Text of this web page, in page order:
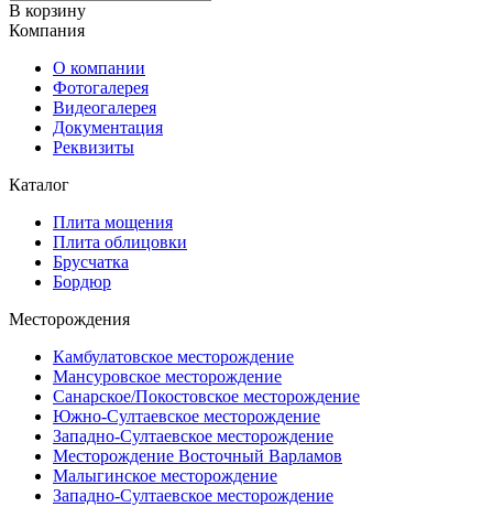
В корзину
Компания
О компании
Фотогалерея
Видеогалерея
Документация
Реквизиты
Каталог
Плита мощения
Плита облицовки
Брусчатка
Бордюр
Месторождения
Камбулатовское месторождение
Мансуровское месторождение
Санарское/Покостовское месторождение
Южно-Султаевское месторождение
Западно-Султаевское месторождение
Месторождение Восточный Варламов
Малыгинское месторождение
Западно-Султаевское месторождение